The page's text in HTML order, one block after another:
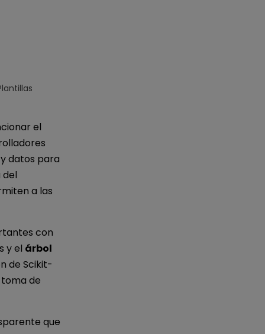
el
datos para
del
a las
con
y el árbol
de Scikit-
de
que